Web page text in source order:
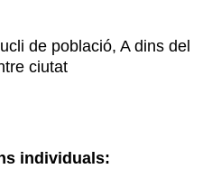
de població, A dins del
ciutat
individuals: